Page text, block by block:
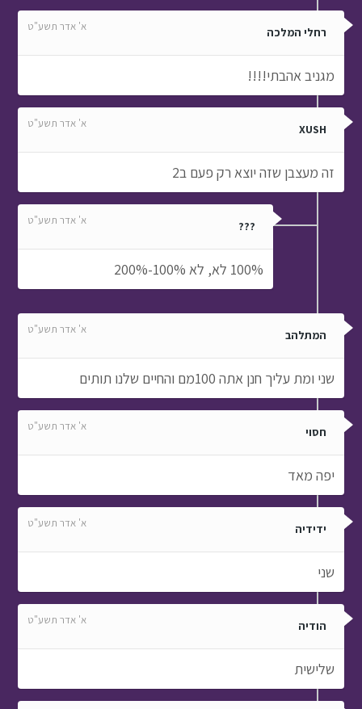
רחלי המלכה א' אדר תשע"ט
מגניב אהבתי!!!!
XUSH א' אדר תשע"ט
זה מעצבן שזה יוצא רק פעם ב2
??? א' אדר תשע"ט
100% לא, לא 100%-200%
המתלהב א' אדר תשע"ט
שני ומת עליך חנן אתה 100מם והחיים שלנו תותים
חסוי א' אדר תשע"ט
יפה מאד
ידידיה א' אדר תשע"ט
שני
הודיה א' אדר תשע"ט
שלישית